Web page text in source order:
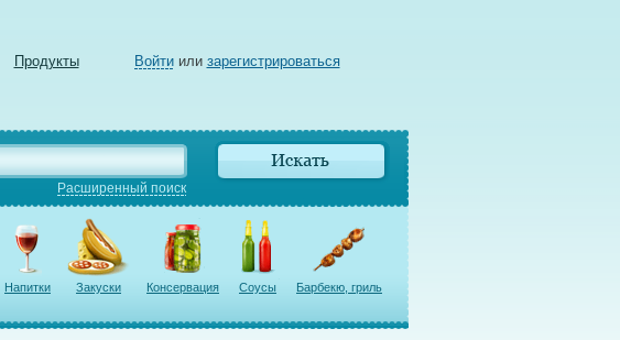
Продукты Войтиили зарегистрироваться
Расширенный поиск
Напитки Закуски Консервация Соусы Барбекю, гриль